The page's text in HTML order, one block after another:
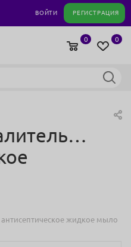
ВОЙТИ РЕГИСТРАЦИЯ
0
0
жидкое мыло